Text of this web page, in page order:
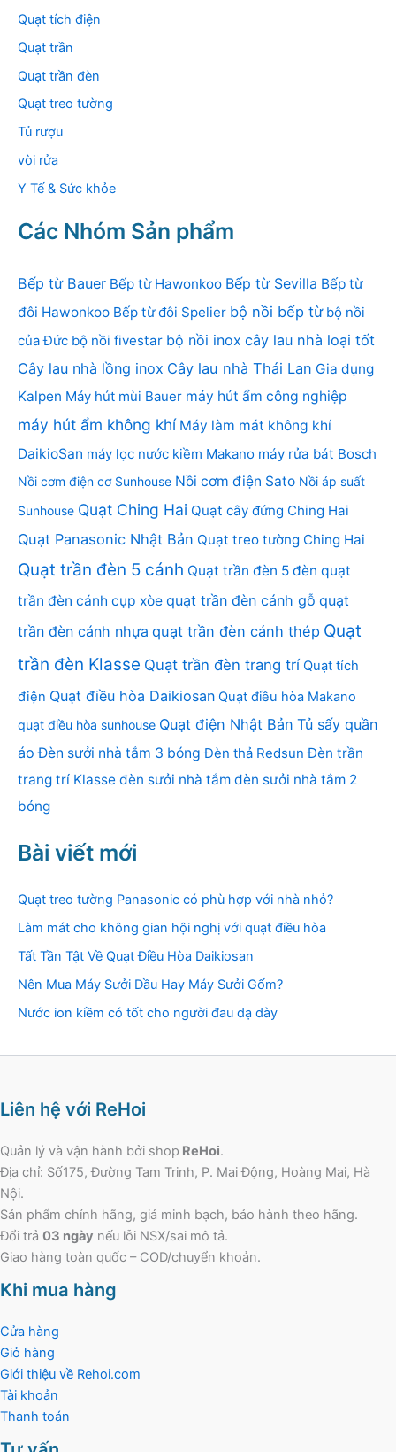
Quạt tích điện
Quạt trần
Quạt trần đèn
Quạt treo tường
Tủ rượu
vòi rửa
Y Tế & Sức khỏe
Các Nhóm Sản phẩm
Bếp từ Bauer Bếp từ Hawonkoo Bếp từ Sevilla Bếp từ
đôi Hawonkoo Bếp từ đôi Spelier bộ nồi bếp từ bộ nồi
của Đức bộ nồi fivestar bộ nồi inox cây lau nhà loại tốt
Cây lau nhà lồng inox Cây lau nhà Thái Lan Gia dụng
Kalpen Máy hút mùi Bauer máy hút ẩm công nghiệp
máy hút ẩm không khí Máy làm mát không khí
DaikioSan máy lọc nước kiềm Makano máy rửa bát Bosch
Nồi cơm điện cơ Sunhouse Nồi cơm điện Sato Nồi áp suất
Sunhouse Quạt Ching Hai Quạt cây đứng Ching Hai
Quạt Panasonic Nhật Bản Quạt treo tường Ching Hai
Quạt trần đèn 5 cánh Quạt trần đèn 5 đèn quạt
trần đèn cánh cụp xòe quạt trần đèn cánh gỗ quạt
trần đèn cánh nhựa quạt trần đèn cánh thép Quạt
trần đèn Klasse Quạt trần đèn trang trí Quạt tích
điện Quạt điều hòa Daikiosan Quạt điều hòa Makano
quạt điều hòa sunhouse Quạt điện Nhật Bản Tủ sấy quần
áo Đèn sưởi nhà tắm 3 bóng Đèn thả Redsun Đèn trần
trang trí Klasse đèn sưởi nhà tắm đèn sưởi nhà tắm 2
bóng
Bài viết mới
Quạt treo tường Panasonic có phù hợp với nhà nhỏ?
Làm mát cho không gian hội nghị với quạt điều hòa
Tất Tần Tật Về Quạt Điều Hòa Daikiosan
Nên Mua Máy Sưởi Dầu Hay Máy Sưởi Gốm?
Nước ion kiềm có tốt cho người đau dạ dày
Liên hệ với ReHoi
Quản lý và vận hành bởi shop ReHoi.
Địa chỉ: Số175, Đường Tam Trinh, P. Mai Động, Hoàng Mai, Hà
Nội.
Sản phẩm chính hãng, giá minh bạch, bảo hành theo hãng.
Đổi trả 03 ngày nếu lỗi NSX/sai mô tả.
Giao hàng toàn quốc – COD/chuyển khoản.
Khi mua hàng
Cửa hàng
Giỏ hàng
Giới thiệu về Rehoi.com
Tài khoản
Thanh toán